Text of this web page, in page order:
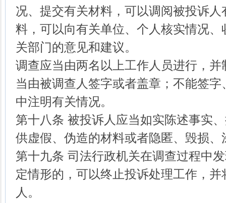
况、提交有关材料，可以调阅被投诉
料，可以向有关单位、个人核实情况
关部门的意见和建议。
调查应当由两名以上工作人员进行，
当由被调查人签字或者盖章；不能签
中注明有关情况。
第十八条 被投诉人应当如实陈述事实
供虚假、伪造的材料或者隐匿、毁损
第十九条 司法行政机关在调查过程中
定情形的，可以终止投诉处理工作，
人。